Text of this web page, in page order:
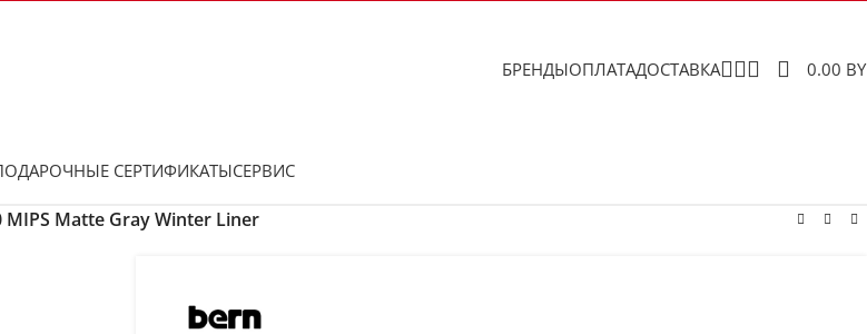
БРЕНДЫОПЛАТАДОСТАВКА 0.00
СЕРТИФИКАТЫСЕРВИС
Matte Gray Winter Liner